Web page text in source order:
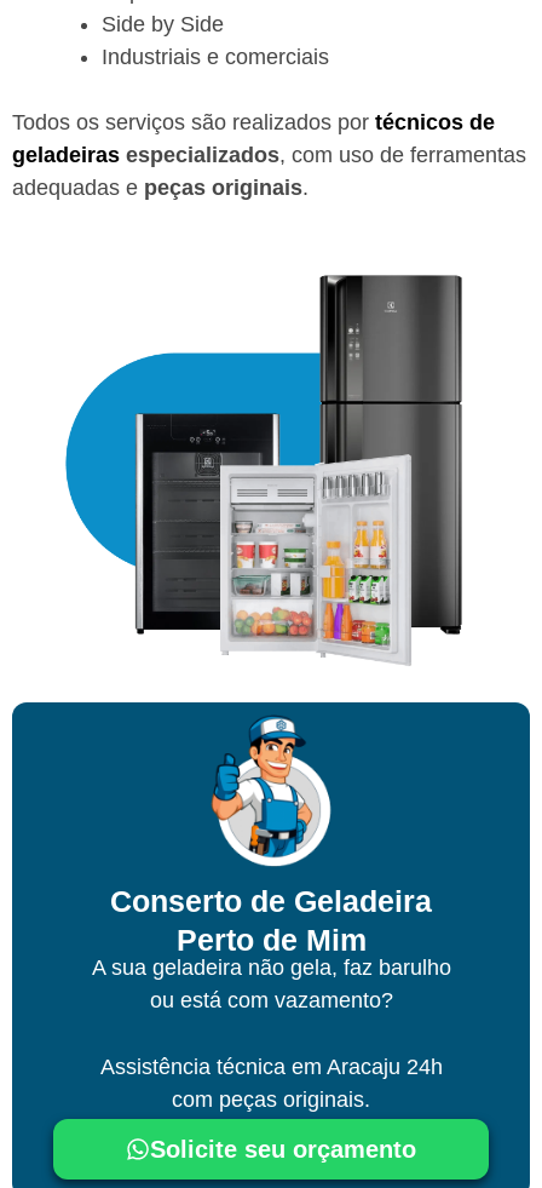
Side by Side
Industriais e comerciais
Todos os serviços são realizados por técnicos de
geladeiras especializados, com uso de ferramentas
adequadas e peças originais.
Conserto de Geladeira
Perto de Mim
A sua geladeira não gela, faz barulho
ou está com vazamento?
Assistência técnica em Aracaju 24h
com peças originais.
Solicite seu orçamento